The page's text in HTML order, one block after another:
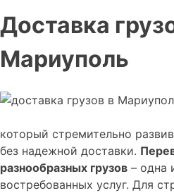
Доставка
Мариуполь
который стремительно
без надежной доставки.
разнообразных грузов – одна
востребованных услуг. Для